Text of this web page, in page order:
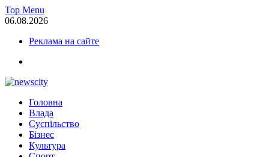
Skip
to
Top Menu
06.08.2026
Реклама на сайте
NewsCity — свежие новости Запорожья сегодня
Новости Запорожья и Запорожской области сегодня. События
Головна
Влада
Суспільство
Бізнес
Культура